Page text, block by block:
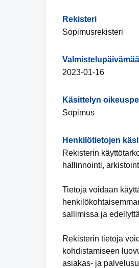
Rekisteri
Sopimusrekisteri
2023-01-16
Käsittelyn
Sopimus
Henkilötietojen
Rekisterin
hallinnointi,
Tietoja voidaan
sallimissa ja
Rekisterin tietoja
kohdistamiseen
asiakas- ja